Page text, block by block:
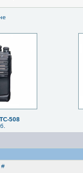
508
#